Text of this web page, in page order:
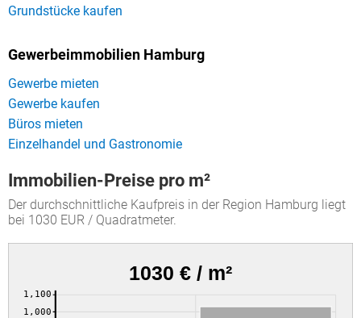
Grundstücke kaufen
Gewerbeimmobilien Hamburg
Gewerbe mieten
Gewerbe kaufen
Büros mieten
Einzelhandel und Gastronomie
Immobilien-Preise pro m²
Der durchschnittliche Kaufpreis in der Region Hamburg liegt
bei 1030 EUR / Quadratmeter.
1030 € / m²
1,000
1,100